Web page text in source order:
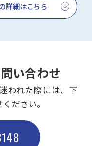
詳細はこちら
い合わせ
われた際には、下
ださい。